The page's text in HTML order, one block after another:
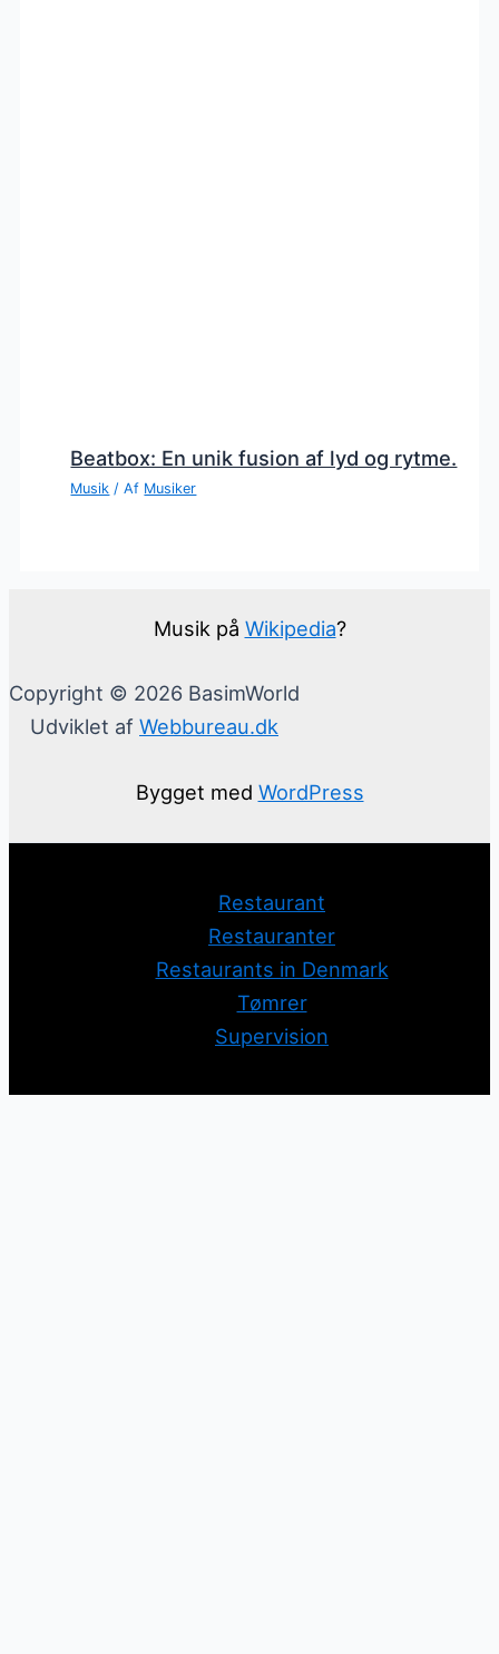
Beatbox: En unik fusion af lyd og rytme.
Musik / Af Musiker
Musik på Wikipedia?
Copyright © 2026 BasimWorld
Udviklet af Webbureau.dk
Bygget med WordPress
Restaurant
Restauranter
Restaurants in Denmark
Tømrer
Supervision